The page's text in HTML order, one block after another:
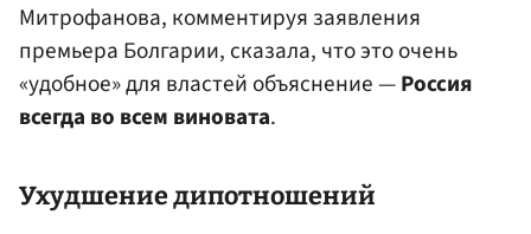
Митрофанова, комментируя заявления
премьера Болгарии, сказала, что это очень
«удобное» для властей объяснение —Россия
всегда во всем виновата.
Ухудшение дипотношений